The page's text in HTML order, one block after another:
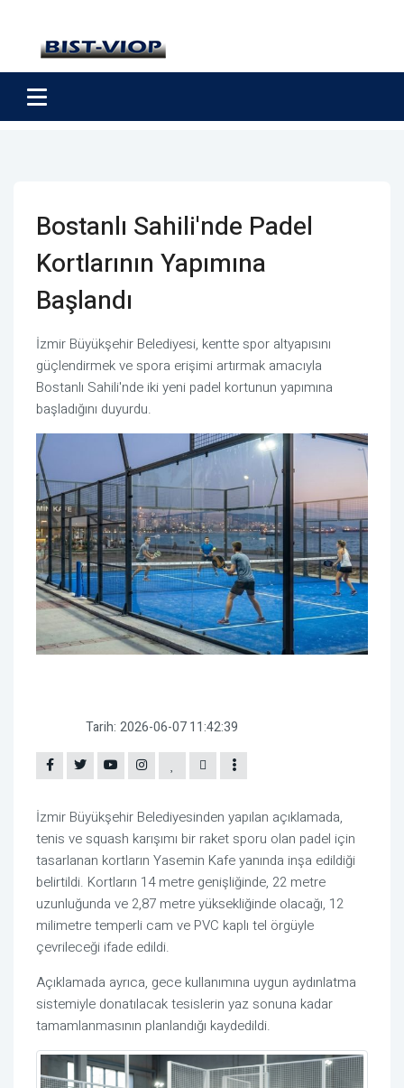
Bostanlı Sahili'nde Padel
Kortlarının Yapımına
Başlandı
İzmir Büyükşehir Belediyesi, kentte spor altyapısını
güçlendirmek ve spora erişimi artırmak amacıyla
Bostanlı Sahili'nde iki yeni padel kortunun yapımına
başladığını duyurdu.
Tarih: 2026-06-07 11:42:39
İzmir Büyükşehir Belediyesinden yapılan açıklamada,
tenis ve squash karışımı bir raket sporu olan padel için
tasarlanan kortların Yasemin Kafe yanında inşa edildiği
belirtildi. Kortların 14 metre genişliğinde, 22 metre
uzunluğunda ve 2,87 metre yüksekliğinde olacağı, 12
milimetre temperli cam ve PVC kaplı tel örgüyle
çevrileceği ifade edildi.
Açıklamada ayrıca, gece kullanımına uygun aydınlatma
sistemiyle donatılacak tesislerin yaz sonuna kadar
tamamlanmasının planlandığı kaydedildi.